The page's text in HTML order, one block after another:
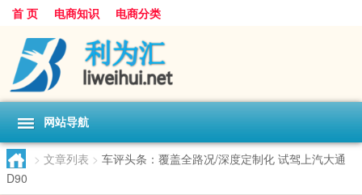
首 页 电商知识 电商分类
网站导航
> 文章列表 > 车评头条：覆盖全路况/深度定制化 试驾上汽大通
D90